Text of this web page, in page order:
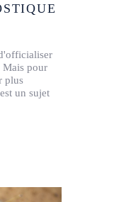
Mais pour
plus
un sujet